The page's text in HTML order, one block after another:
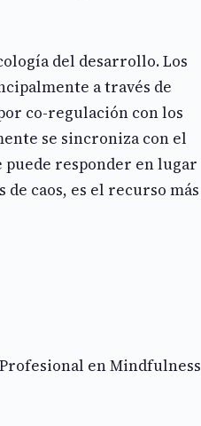
del desarrollo. Los
a través de
co-regulación con los
se sincroniza con el
puede responder en lugar
caos, es el recurso más
en Mindfulness